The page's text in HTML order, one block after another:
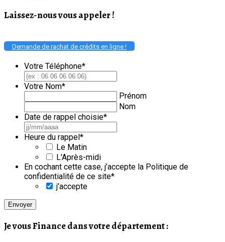
Laissez-nous vous appeler !
Demande de rachat de crédits en ligne !
Votre Téléphone*
Votre Nom*
Prénom
Nom
Date de rappel choisie*
AAAA
Heure du rappel *
Le Matin
L'Après-midi
En cochant cette case, j’accepte la Politique de
confidentialité de ce site*
j’accepte
Je vous Finance dans votre département :